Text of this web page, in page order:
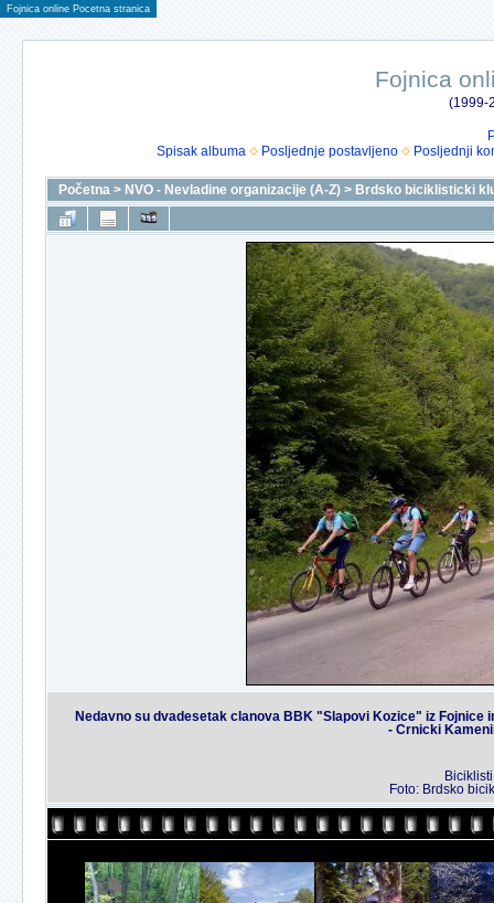
Fojnica online Pocetna stranica
Fojnica
(1999-
Spisak albuma
Posljednje postavljeno Posljednji
Početna > NVO - Nevladine organizacije (A-Z) > Brdsko biciklisticki
Nedavno su dvadesetak clanova BBK "Slapovi Kozice" iz
- Crnicki
Foto: Brdsko